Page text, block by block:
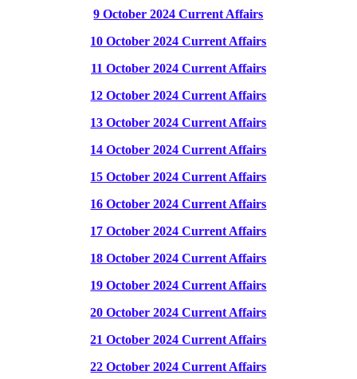
9 October 2024 Current Affairs
10 October 2024 Current Affairs
11 October 2024 Current Affairs
12 October 2024 Current Affairs
13 October 2024 Current Affairs
14 October 2024 Current Affairs
15 October 2024 Current Affairs
16 October 2024 Current Affairs
17 October 2024 Current Affairs
18 October 2024 Current Affairs
19 October 2024 Current Affairs
20 October 2024 Current Affairs
21 October 2024 Current Affairs
22 October 2024 Current Affairs